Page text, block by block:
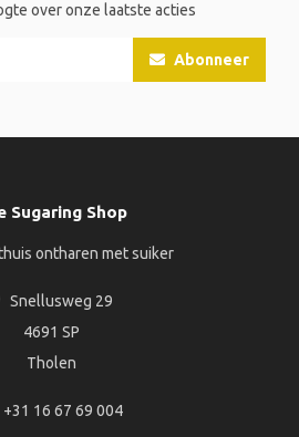
over onze laatste acties
Abonneer
Sugaring Shop
ontharen met suiker
Snellusweg 29
4691 SP
Tholen
+31 16 67 69 004